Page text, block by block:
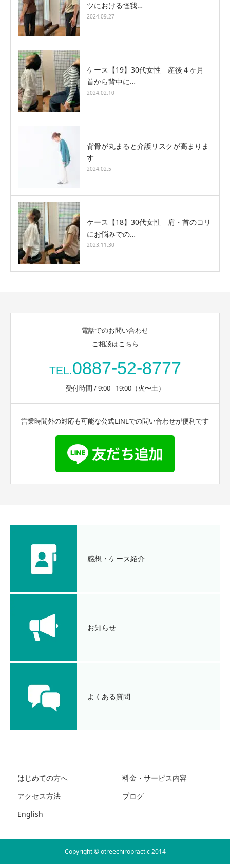
ツにおける怪我…
2024.09.27
ケース【19】30代女性 産後４ヶ月
首から背中に…
2024.02.10
背骨が丸まると介護リスクが高まりま
す
2024.02.5
ケース【18】30代女性 肩・首のコリ
にお悩みでの…
2023.11.30
電話でのお問い合わせ
ご相談はこちら
TEL.0887-52-8777
受付時間 / 9:00 - 19:00（火〜土）
営業時間外の対応も可能な公式LINEでの問い合わせが便利です
感想・ケース紹介
お知らせ
よくある質問
はじめての方へ
料金・サービス内容
アクセス方法
ブログ
English
Copyright © otreechiropractic 2014